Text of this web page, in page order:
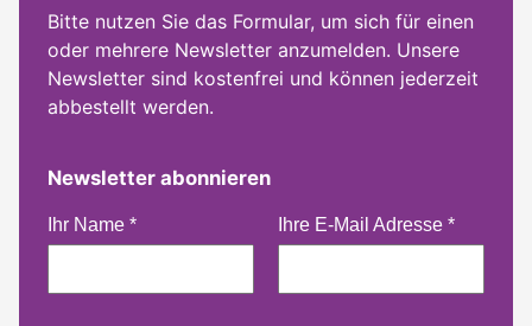
Bitte nutzen Sie das Formular, um sich für einen
oder mehrere Newsletter anzumelden. Unsere
Newsletter sind kostenfrei und können jederzeit
abbestellt werden.
Newsletter abonnieren
Ihr Name * Ihre E-Mail Adresse *